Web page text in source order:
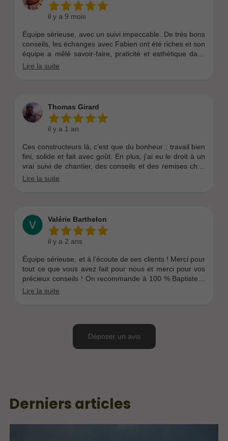
Derniers articles